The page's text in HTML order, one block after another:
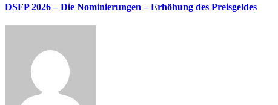
DSFP 2026 – Die Nominierungen – Erhöhung des Preisgeldes